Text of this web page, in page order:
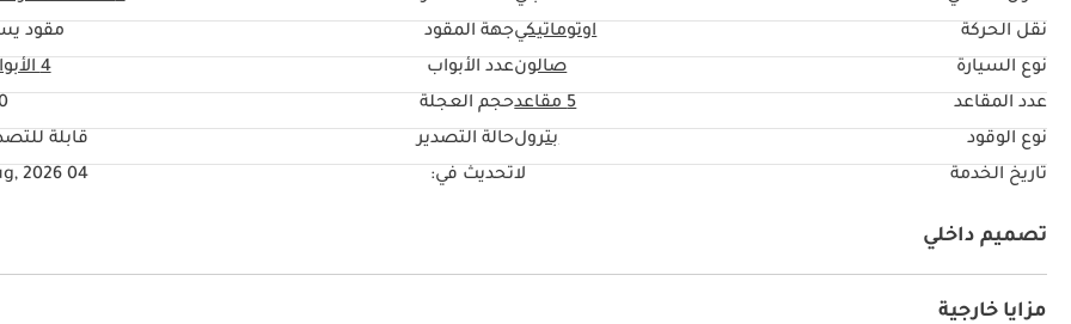
نقل الحركة
اوتوماتيكيجهة المقود
مقود
نوع السيارة
صالونعدد الأبواب
4 الأبواب
عدد المقاعد
5 مقاعد حجم العجلة
نوع الوقود
بترولحالة التصدير
قابلة
تاريخ الخدمة
لاتحديث في: 04 Aug, 2026
تصميم داخلي
مزايا خارجية